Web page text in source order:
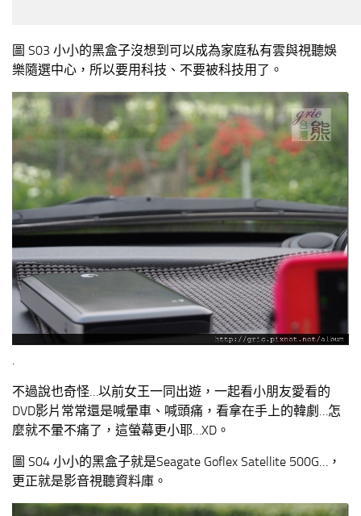
圖 S03 小小的黑盒子沒想到可以成為家庭私有雲與視聽娛
樂隨選中心，所以要用科技、不要被科技用了。
不過說也奇怪…以前女王一同出遊，一起看小朋友愛看的
DVD影片常常還是喊暈車、喊頭痛，看拿在手上的韓劇…怎
麼就不暈不痛了，這螢幕更小耶…XD。
圖 S04 小小的黑盒子就是Seagate Goflex Satellite 500G…，
更正就是影音視聽資料庫。